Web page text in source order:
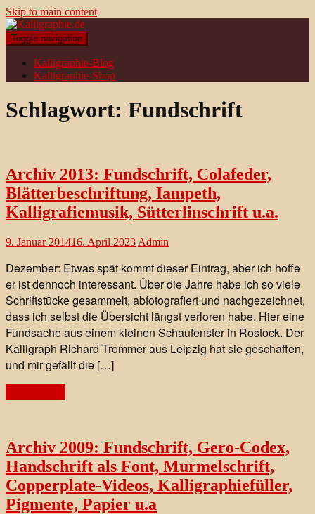
Skip to main content
Toggle navigation
Kalligraphie-Blog
Kalligraphie-Shop
Schlagwort: Fundschrift
Archiv 2013: Fundschrift, Colafeder,
Blätterbeschriftung, Iampeth,
Kalligrafiemusik, Sütterlinschrift u.a.
9. Januar 201416. April 2023 Admin
Dezember: Etwas spät kommt dieser Eintrag, aber ich hoffe
er ist dennoch interessant. Über die Jahre habe ich so viele
Schriftstücke gesammelt, abfotografiert und nachgezeichnet,
dass ich selbst die Übersicht längst verloren habe. Hier eine
Fundsache aus einem kleinen Schaufenster in Rostock. Der
Kalligraph Richard Trommer aus Leipzig hat sie geschaffen,
und mir gefällt die […]
Archiv 2009: Fundschrift, Gero-Codex,
Handschrift als Font, Murmelschrift,
Copperplate-Videos, Kalligraphiefüller,
Pigmente, Papier u.a